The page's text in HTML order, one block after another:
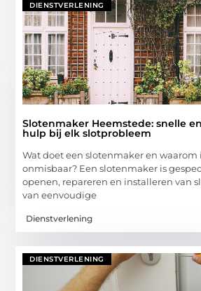
DIENSTVERLENING
Slotenmaker Heemstede: snelle
hulp bij elk slotprobleem
Wat doet een slotenmaker en waarom
onmisbaar? Een slotenmaker is
openen, repareren en installeren van
van eenvoudige
Dienstverlening
DIENSTVERLENING